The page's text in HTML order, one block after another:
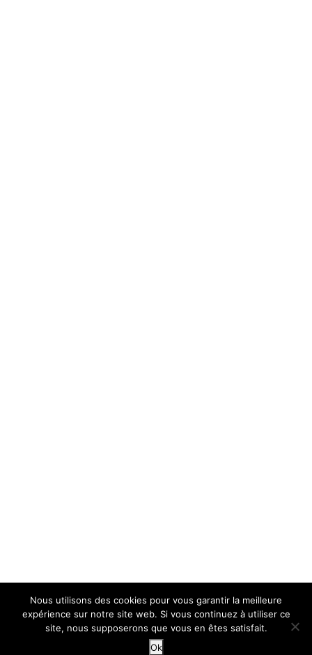
Nous utilisons des cookies pour vous garantir la meilleure
expérience sur notre site web. Si vous continuez à utiliser ce
site, nous supposerons que vous en êtes satisfait.
Ok